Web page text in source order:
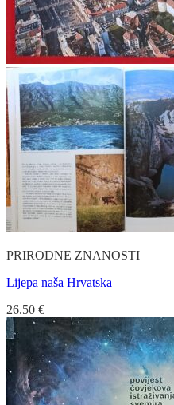
PRIRODNE ZNANOSTI
Lijepa naša Hrvatska
26.50 €